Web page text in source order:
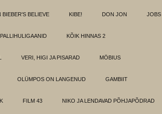
BIEBER'S BELIEVE KIBE! DON JON JOBS
KÕIK HINNAS 2
VERI, HIGI JA PISARAD MÖBIUS
OLÜMPOS ON LANGENUD GAMBIIT
FILM 43 NIKO JA LENDAVAD PÕHJAPÕDRAD